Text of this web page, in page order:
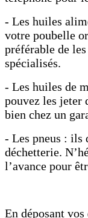
- Les huiles
votre poubelle
préférable de
spécialisés.
- Les huiles de
pouvez les jeter
bien chez un
- Les pneus : ils
déchetterie.
l’avance pour
En déposant